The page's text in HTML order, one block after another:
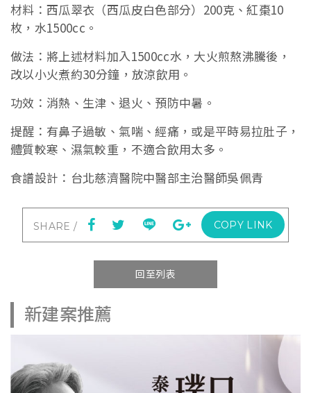
材料：西瓜翠衣（西瓜皮白色部分）200克、紅棗10
枚，水1500cc。
做法：將上述材料加入1500cc水，大火煎熬沸騰後，
改以小火煮約30分鐘，放涼飲用。
功效：消熱、生津、退火、預防中暑。
提醒：有鼻子過敏、氣喘、經痛，或是平時易拉肚子，
體質較寒、濕氣較重，不適合飲用太多。
食譜設計：台北慈濟醫院中醫部主治醫師吳佩青
COPY LINK
回至列表
新建案推薦